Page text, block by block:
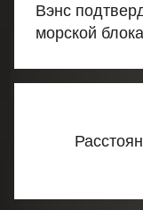
записям
Вэнс
морской